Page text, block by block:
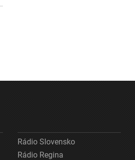
Rádio Slovensko
Rádio Regina